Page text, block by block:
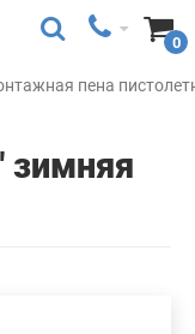
0
пена
зимняя